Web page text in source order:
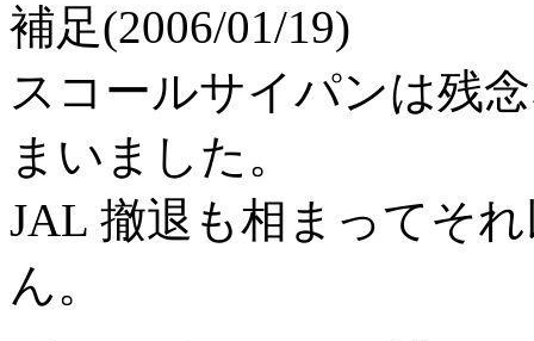
補足(2006/01/19)
スコールサイパンは残
まいました。
JAL 撤退も相まってそ
ん。